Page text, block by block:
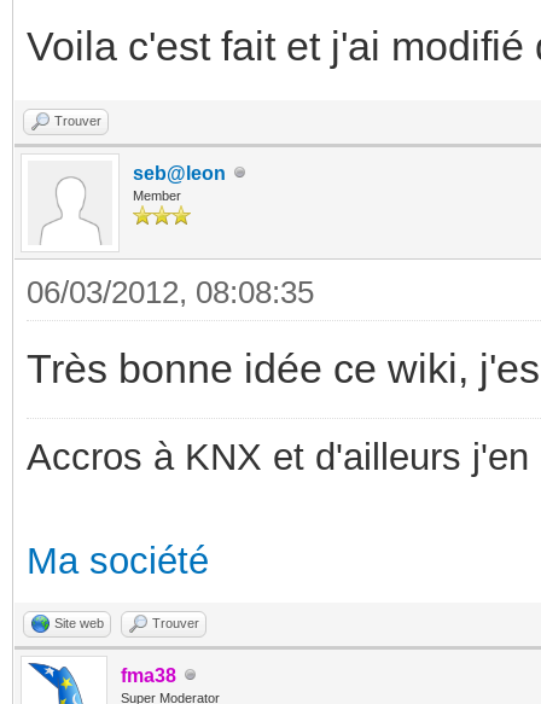
Voila c'est fait et j'ai
Trouver
seb@leon
Member
06/03/2012, 08:08:35
Très bonne idée ce wiki,
Accros à KNX et d'ailleurs
Ma société
Site web Trouver
fma38
Super Moderator